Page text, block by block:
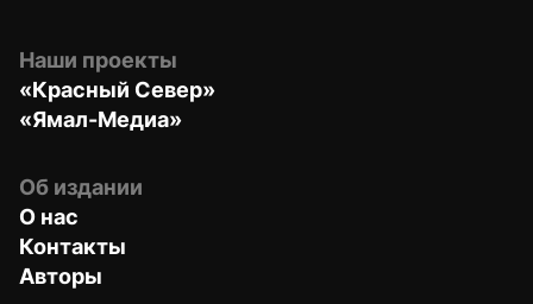
Наши проекты
«Красный Север»
«Ямал-Медиа»
Об издании
О нас
Контакты
Авторы